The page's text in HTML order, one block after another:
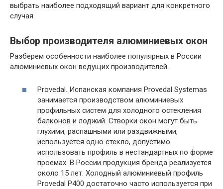
выбрать наиболее подходящий вариант для конкретного
случая.
Выбор производителя алюминиевых окон
Разберем особенности наиболее популярных в России
алюминиевых окон ведущих производителей.
Provedal. Испанская компания Provedal Systemas
занимается производством алюминиевых
профильных систем для холодного остекления
балконов и лоджий. Створки окон могут быть
глухими, распашными или раздвижными,
используется одно стекло, допустимо
использовать профиль в нестандартных по форме
проемах. В России продукция бренда реализуется
около 15 лет. Холодный алюминиевый профиль
Provedal P400 достаточно часто используется при